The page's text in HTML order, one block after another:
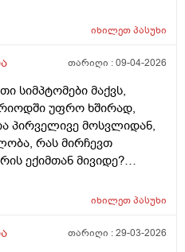
იხილეთპასუხი
თარიღი :09-04-2026
სიმპტომები მაქვს,
უფრო ხშირად,
პირველივე მოსვლიდან,
რას მირჩევთ
ექიმთან მივიდე?
იხილეთპასუხი
თარიღი :29-03-2026